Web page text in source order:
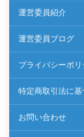
運営委員紹介
運営委員ブログ
プライバシーポリ
特定商取引法に基
お問い合わせ